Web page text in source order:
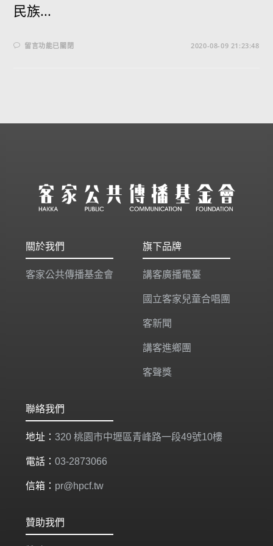
民族...
留言功能已關閉 2020-08-09 21:23:48
關於我們
客家公共傳播基金會
旗下品牌
講客廣播電臺
國立客家兒童合唱團
客新聞
講客進鄉團
客聲獎
聯絡我們
地址： 320 桃園市中壢區青峰路一段49號10樓
電話： 03-2873066
信箱： pr@hpcf.tw
贊助我們